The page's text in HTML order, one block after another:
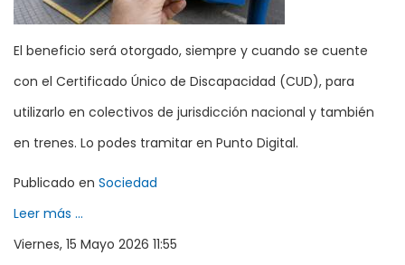
El beneficio será otorgado, siempre y cuando se cuente
con el Certificado Único de Discapacidad (CUD), para
utilizarlo en colectivos de jurisdicción nacional y también
en trenes. Lo podes tramitar en Punto Digital.
Publicado en Sociedad
Leer más ...
Viernes, 15 Mayo 2026 11:55